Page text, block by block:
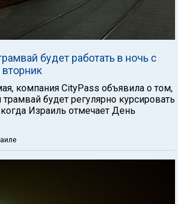
будет работать в ночь с
компания CityPass объявила о том,
будет регулярно курсировать
Израиль отмечает День